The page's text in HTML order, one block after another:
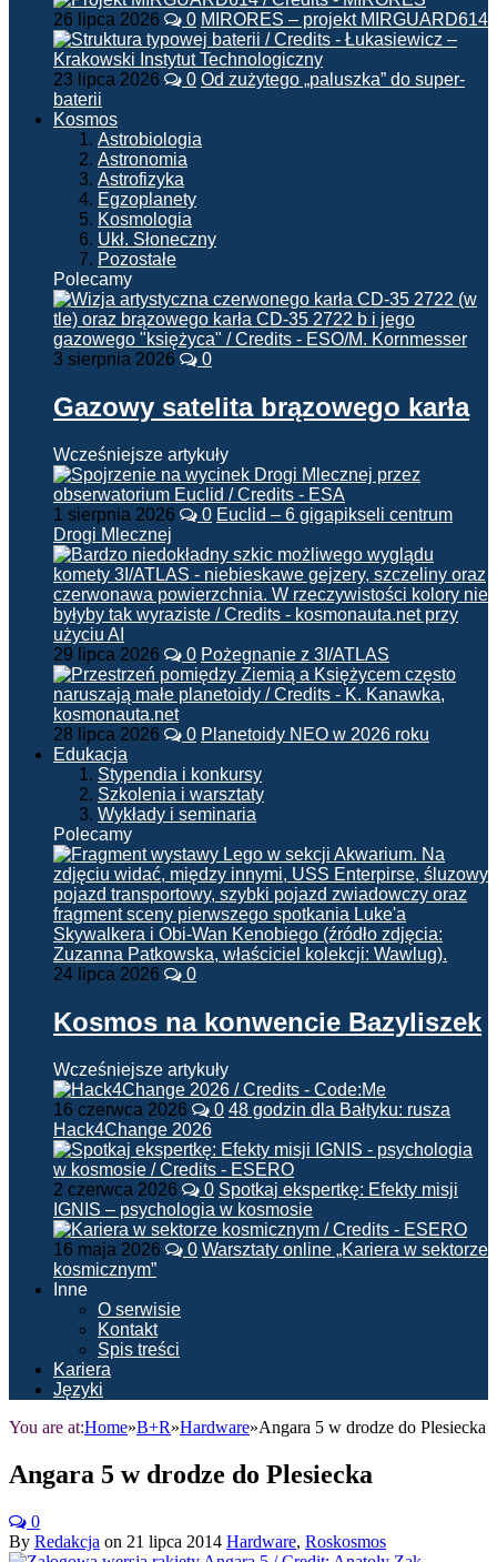
26 lipca 2026 0 MIRORES – projekt MIRGUARD614
23 lipca 2026 0 Od zużytego „paluszka” do super-
baterii
Kosmos
Astrobiologia
Astronomia
Astrofizyka
Egzoplanety
Kosmologia
Ukł. Słoneczny
Pozostałe
Polecamy
3 sierpnia 2026 0
Gazowy satelita brązowego karła
Wcześniejsze artykuły
1 sierpnia 2026 0 Euclid – 6 gigapikseli centrum
Drogi Mlecznej
29 lipca 2026 0 Pożegnanie z 3I/ATLAS
28 lipca 2026 0 Planetoidy NEO w 2026 roku
Edukacja
Stypendia i konkursy
Szkolenia i warsztaty
Wykłady i seminaria
Polecamy
24 lipca 2026 0
Kosmos na konwencie Bazyliszek
Wcześniejsze artykuły
16 czerwca 2026 0 48 godzin dla Bałtyku: rusza
Hack4Change 2026
2 czerwca 2026 0 Spotkaj ekspertkę: Efekty misji
IGNIS – psychologia w kosmosie
16 maja 2026 0 Warsztaty online „Kariera w sektorze
kosmicznym”
Inne
O serwisie
Kontakt
Spis treści
Kariera
Języki
You are at:Home»B+R»Hardware»Angara 5 w drodze do Plesiecka
Angara 5 w drodze do Plesiecka
0
By Redakcja on 21 lipca 2014 Hardware, Roskosmos